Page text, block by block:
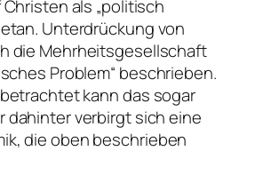
als „politisch
Unterdrückung von
die Mehrheitsgesellschaft
Problem“ beschrieben.
kann das sogar
dahinter verbirgt sich eine
die oben beschrieben